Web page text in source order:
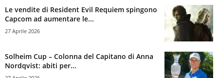
Le vendite di Resident Evil Requiem spingono
Capcom ad aumentare le...
27 Aprile 2026
Solheim Cup – Colonna del Capitano di Anna
Nordqvist: abiti per...